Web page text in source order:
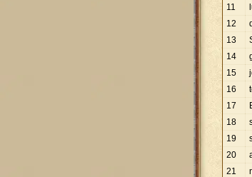
11
12
13
14
15
16
17
18
19
20
21